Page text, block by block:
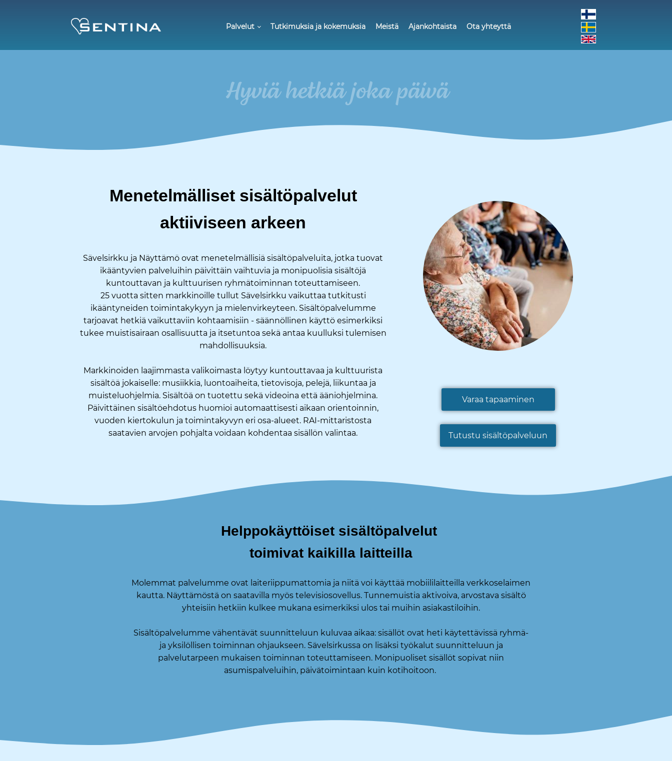
Palvelut Tutkimuksia ja kokemuksia Meistä Ajankohtaista Ota yhteyttä
Menetelmälliset sisältöpalvelut
aktiiviseen arkeen
Sävelsirkku ja Näyttämö ovat menetelmällisiä sisältöpalveluita, jotka tuovat
ikääntyvien palveluihin päivittäin vaihtuvia ja monipuolisia sisältöjä
kuntouttavan ja kulttuurisen ryhmätoiminnan toteuttamiseen.
25 vuotta sitten markkinoille tullut Sävelsirkku vaikuttaa tutkitusti
ikääntyneiden toimintakykyyn ja mielenvirkeyteen. Sisältöpalvelumme
tarjoavat hetkiä vaikuttaviin kohtaamisiin - säännöllinen käyttö esimerkiksi
tukee muistisairaan osallisuutta ja itsetuntoa sekä antaa kuulluksi tulemisen
mahdollisuuksia.
Markkinoiden laajimmasta valikoimasta löytyy kuntouttavaa ja kulttuurista
sisältöä jokaiselle: musiikkia, luontoaiheita, tietovisoja, pelejä, liikuntaa ja
muisteluohjelmia. Sisältöä on tuotettu sekä videoina että ääniohjelmina.
Päivittäinen sisältöehdotus huomioi automaattisesti aikaan orientoinnin,
vuoden kiertokulun ja toimintakyvyn eri osa-alueet. RAI-mittaristosta
saatavien arvojen pohjalta voidaan kohdentaa sisällön valintaa.
Varaa tapaaminen
Tutustu sisältöpalveluun
Helppokäyttöiset sisältöpalvelut
toimivat kaikilla laitteilla
Molemmat palvelumme ovat laiteriippumattomia ja niitä voi käyttää mobiililaitteilla verkkoselaimen
kautta. Näyttämöstä on saatavilla myös televisiosovellus. Tunnemuistia aktivoiva, arvostava sisältö
yhteisiin hetkiin kulkee mukana esimerkiksi ulos tai muihin asiakastiloihin.
Sisältöpalvelumme vähentävät suunnitteluun kuluvaa aikaa: sisällöt ovat heti käytettävissä ryhmä-
ja yksilöllisen toiminnan ohjaukseen. Sävelsirkussa on lisäksi työkalut suunnitteluun ja
palvelutarpeen mukaisen toiminnan toteuttamiseen. Monipuoliset sisällöt sopivat niin
asumispalveluihin, päivätoimintaan kuin kotihoitoon.